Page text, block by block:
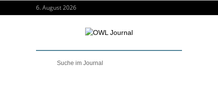
6. August 2026